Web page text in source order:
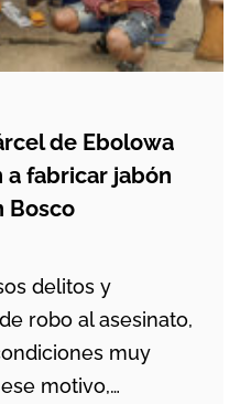
de Ebolowa
a fabricar jabón
Bosco
delitos y
robo al asesinato,
muy
motivo,